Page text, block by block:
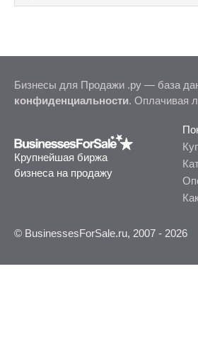
Бизнесы для Продажи .ру — база
конфиденциальности. Оплачивая
Крупнейшая биржа
бизнеса на продажу
© BusinessesForSale.ru, 2007 - 2026